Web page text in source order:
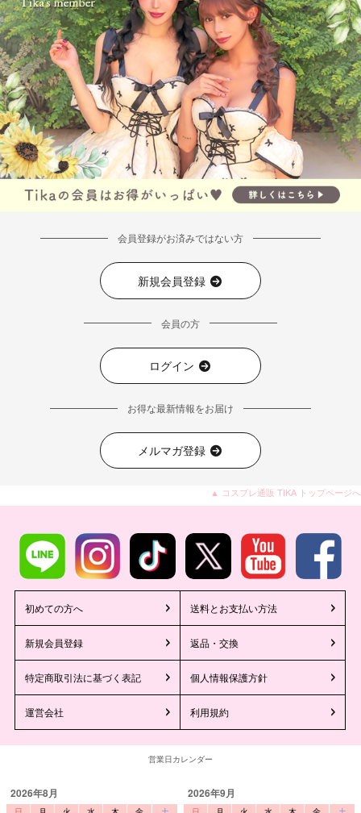
会員登録がお済みではない方
新規会員登録
会員の方
ログイン
お得な最新情報をお届け
メルマガ登録
▲ コスプレ通販 TIKA トップページへ
初めての方へ 送料とお支払い方法
新規会員登録 返品・交換
特定商取引法に基づく表記 個人情報保護方針
運営会社 利用規約
営業日カレンダー
2026年8月 2026年9月